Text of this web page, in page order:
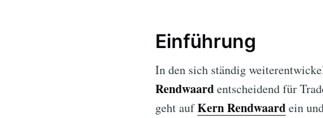
Einführung
In den sich ständig
Rendwaardentscheidend für
geht aufKern Rendwaardein